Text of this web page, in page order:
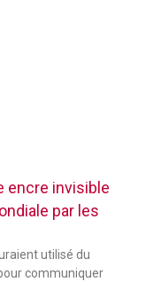
encre invisible
par les
utilisé du
communiquer